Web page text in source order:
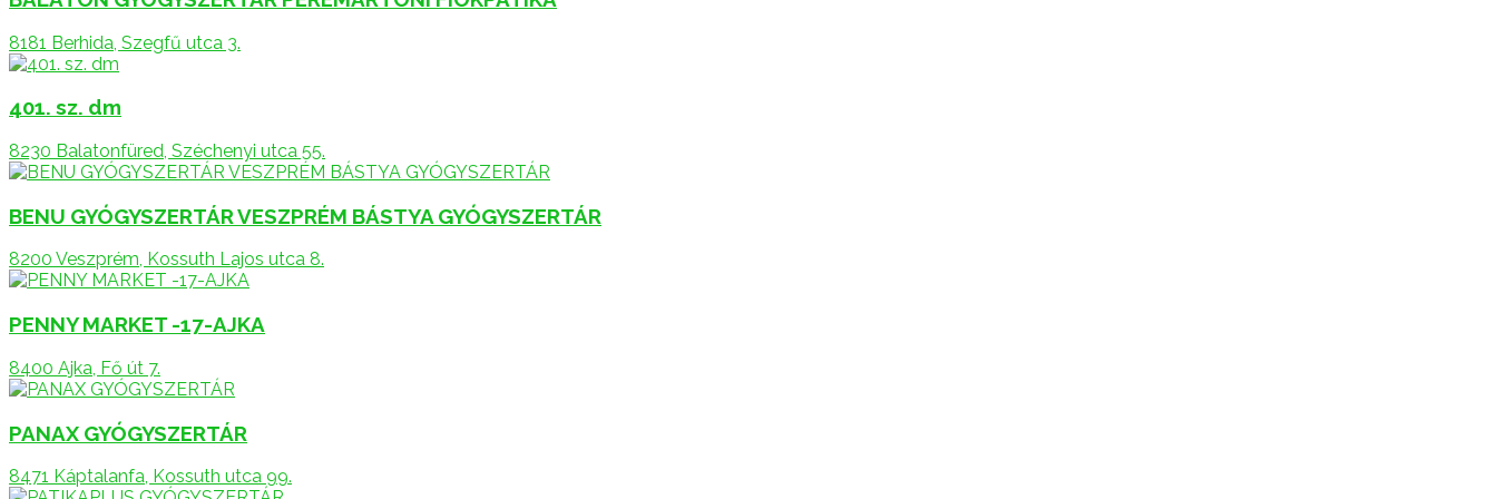
8181 Berhida, Szegfű utca 3.
401. sz. dm
8230 Balatonfüred, Széchenyi utca 55.
BENU GYÓGYSZERTÁR VESZPRÉM BÁSTYA GYÓGYSZERTÁR
8200 Veszprém, Kossuth Lajos utca 8.
PENNY MARKET -17-AJKA
8400 Ajka, Fő út 7.
PANAX GYÓGYSZERTÁR
8471 Káptalanfa, Kossuth utca 99.